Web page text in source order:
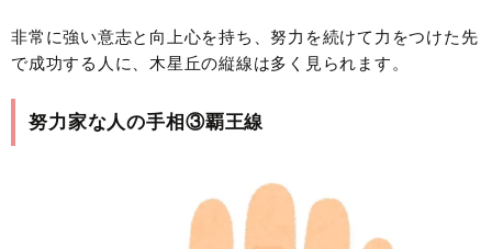
非常に強い意志と向上心を持ち、努力を続けて力をつけた先
で成功する人に、木星丘の縦線は多く見られます。
努力家な人の手相③覇王線